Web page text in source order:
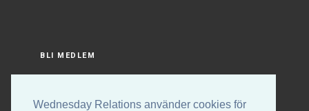
Wednesday Relations använder cookies för
BLI MEDLEM